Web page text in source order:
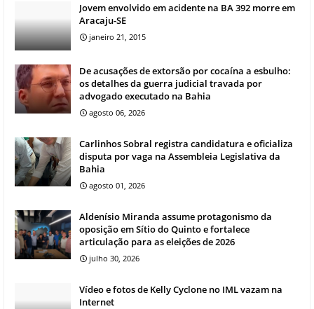
Jovem envolvido em acidente na BA 392 morre em
Aracaju-SE
janeiro 21, 2015
De acusações de extorsão por cocaína a esbulho:
os detalhes da guerra judicial travada por
advogado executado na Bahia
agosto 06, 2026
Carlinhos Sobral registra candidatura e oficializa
disputa por vaga na Assembleia Legislativa da
Bahia
agosto 01, 2026
Aldenísio Miranda assume protagonismo da
oposição em Sítio do Quinto e fortalece
articulação para as eleições de 2026
julho 30, 2026
Vídeo e fotos de Kelly Cyclone no IML vazam na
Internet